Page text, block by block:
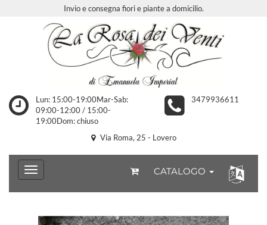
Invio e consegna fiori e piante a domicilio.
Lun: 15:00-19:00Mar-Sab:
09:00-12:00 / 15:00-
19:00Dom: chiuso
3479936611
Via Roma, 25 - Lovero
CATALOGO